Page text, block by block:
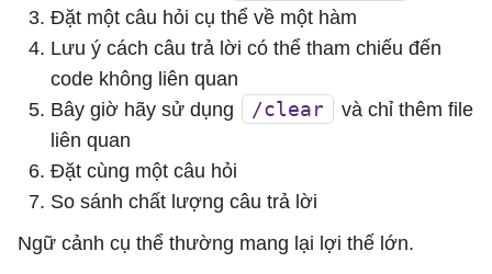
Đặt một câu hỏi cụ thể về một hàm
Lưu ý cách câu trả lời có thể tham chiếu đến
code không liên quan
Bây giờ hãy sử dụng
/clear
và chỉ thêm file
liên quan
Đặt cùng một câu hỏi
So sánh chất lượng câu trả lời
Ngữ cảnh cụ thể thường mang lại lợi thế lớn.